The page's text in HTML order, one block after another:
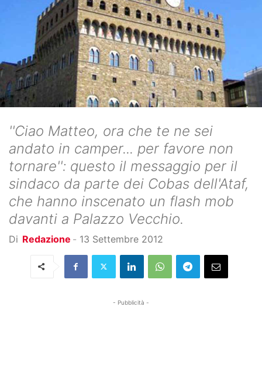
''Ciao Matteo, ora che te ne sei
andato in camper... per favore non
tornare'': questo il messaggio per il
sindaco da parte dei Cobas dell'Ataf,
che hanno inscenato un flash mob
davanti a Palazzo Vecchio.
Di Redazione - 13 Settembre 2012
- Pubblicità -